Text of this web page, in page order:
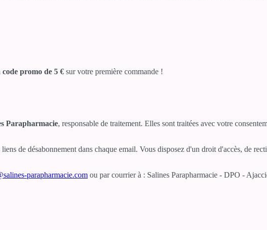
code promo de 5 € sur votre première commande !
Parapharmacie, responsable de traitement. Elles sont traitées avec votre
de désabonnement dans chaque email. Vous disposez d'un droit d'accès, de
parapharmacie.com ou par courrier à : Salines Parapharmacie - DPO -